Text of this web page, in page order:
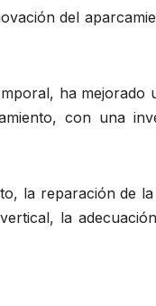
del
ha mejorado
con una
la reparación de
la